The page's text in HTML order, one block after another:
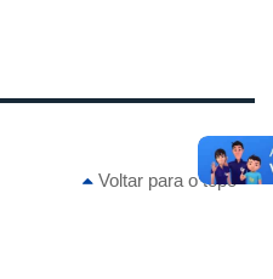
Voltar para o topo